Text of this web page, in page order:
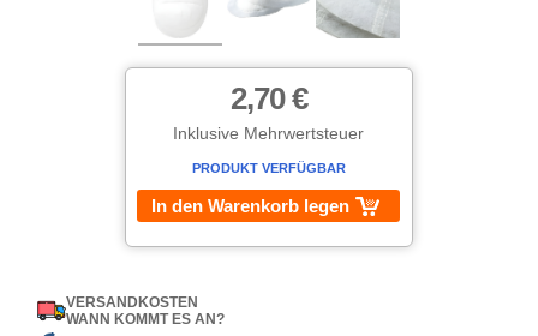
2,70 €
Inklusive Mehrwertsteuer
PRODUKT VERFÜGBAR
In den Warenkorb legen
VERSANDKOSTEN
WANN KOMMT ES AN?